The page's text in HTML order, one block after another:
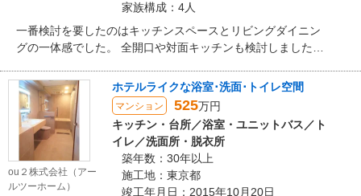
家族構成：4人
一番検討を要したのはキッチンスペースとリビングダイニン
グの一体感でした。 全開口や対面キッチンも検討しました
を造作してその上部を開口することで、収納力、開放感とも
にご満足頂けました。
ou２株式会社（アー
ルツーホーム）
ホテルライクな浴室･洗面･トイレ空間
マンション 525万円
キッチン・台所／浴室・ユニットバス／ト
イレ／洗面所・脱衣所
築年数：30年以上
施工地：東京都
竣工年月日：2015年10月20日